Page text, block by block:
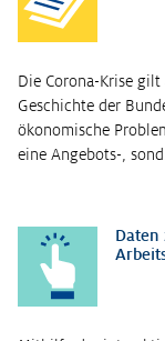
Die Corona-Krise
Geschichte der
ökonomische
eine Angebots-, sond…
Daten